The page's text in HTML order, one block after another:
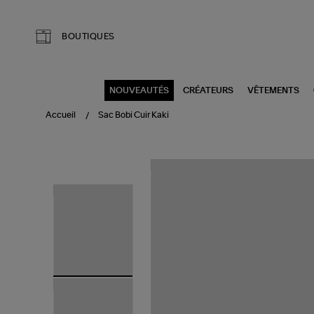
BOUTIQUES
NOUVEAUTÉS CRÉATEURS VÊTEMENTS
Accueil Sac Bobi Cuir Kaki